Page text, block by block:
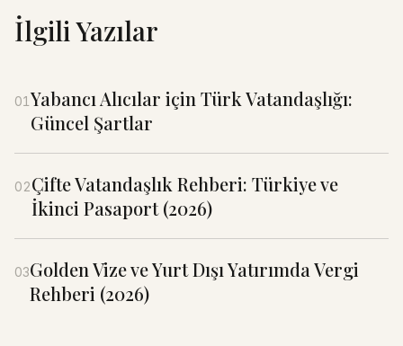
İlgili Yazılar
01 Yabancı Alıcılar için Türk Vatandaşlığı:
Güncel Şartlar
02Çifte Vatandaşlık Rehberi: Türkiye ve
İkinci Pasaport (2026)
03Golden Vize ve Yurt Dışı Yatırımda Vergi
Rehberi (2026)